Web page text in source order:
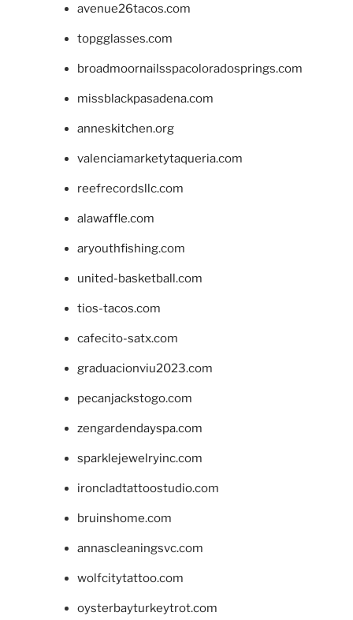
avenue26tacos.com
topgglasses.com
broadmoornailsspacoloradosprings.com
missblackpasadena.com
anneskitchen.org
valenciamarketytaqueria.com
reefrecordsllc.com
alawaffle.com
aryouthfishing.com
united-basketball.com
tios-tacos.com
cafecito-satx.com
graduacionviu2023.com
pecanjackstogo.com
zengardendayspa.com
sparklejewelryinc.com
ironcladtattoostudio.com
bruinshome.com
annascleaningsvc.com
wolfcitytattoo.com
oysterbayturkeytrot.com